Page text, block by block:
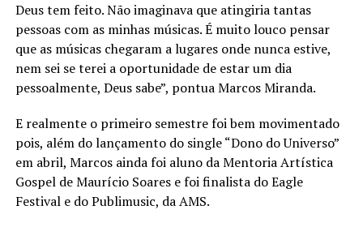
Deus tem feito. Não imaginava que atingiria tantas
pessoas com as minhas músicas. É muito louco pensar
que as músicas chegaram a lugares onde nunca estive,
nem sei se terei a oportunidade de estar um dia
pessoalmente, Deus sabe”, pontua Marcos Miranda.
E realmente o primeiro semestre foi bem movimentado
pois, além do lançamento do single “Dono do Universo”
em abril, Marcos ainda foi aluno da Mentoria Artística
Gospel de Maurício Soares e foi finalista do Eagle
Festival e do Publimusic, da AMS.